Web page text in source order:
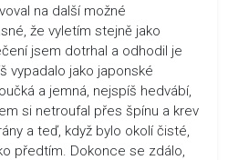
na další možné
že vyletím stejně jako
jsem dotrhal a odhodil je
vypadalo jako japonské
a jemná, nejspíš hedvábí,
si netroufal přes špínu a krev
a teď, když bylo okolí čisté,
předtím. Dokonce se zdálo,